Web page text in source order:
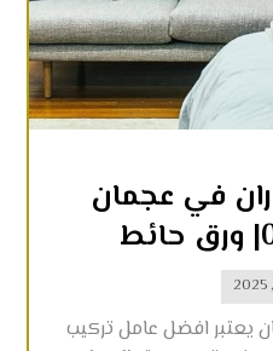
في عجمان
يعتبر افضل عامل تركيب